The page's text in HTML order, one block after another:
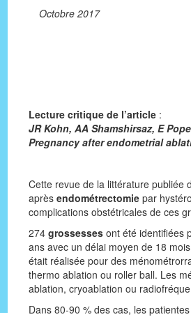
Octobre 2017
Lecture critique de l’article :
JR Kohn, AA Shamshirsaz, E
Pregnancy after endometrial
Cette revue de la littérature publiée
après endométrectomiepar
complications obstétricales de ces
274 grossesses ont été identifiées
ans avec un délai moyen de 18
était réalisée pour des
thermo ablation ou roller ball. Les
ablation, cryoablation ou
Dans 80-90 % des cas, les